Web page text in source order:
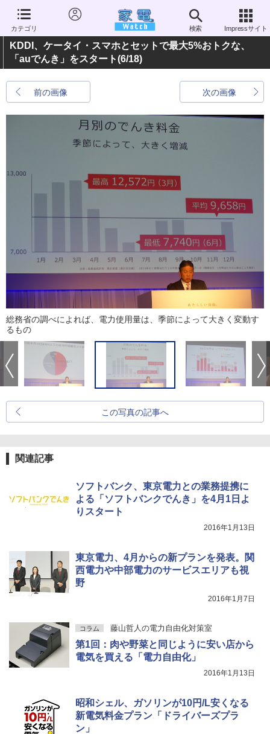
カテゴリ 検索 Impressサイト
KDDI、ケータイ・スマホとセットで最大5%おトクな、
「auでんき」をスタート(6/18)
前の画像 次の画像
総務省の調べによれば、電力使用量は、季節によって大きく変動す
るもの
この写真の記事へ
関連記事
ソフトバンク、東京電力との業務提携に
よる「ソフトバンクでんき」を4月1日よ
りスタート
2016年1月13日
東京電力、4月からの新プランを発表。関
西電力や中部電力のサービスエリアも視
野
2016年1月7日
コラム 藤山哲人の電力自由化対策室
第1回：肉や野菜と同じように安い店から
電気を買える「電力自由化」
2016年1月13日
昭和シェル、ガソリンが10円/L安くなる
新電気料金プラン「ドライバーズプラ
ン」